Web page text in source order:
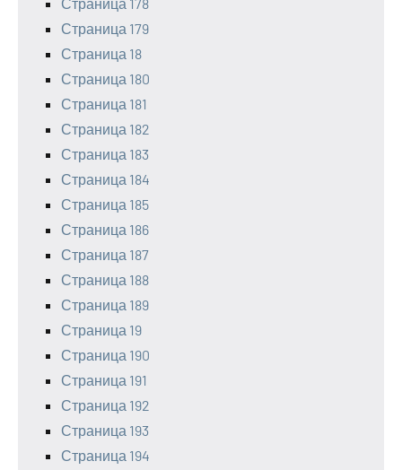
Страница 179
Страница 18
Страница 180
Страница 181
Страница 182
Страница 183
Страница 184
Страница 185
Страница 186
Страница 187
Страница 188
Страница 189
Страница 19
Страница 190
Страница 191
Страница 192
Страница 193
Страница 194